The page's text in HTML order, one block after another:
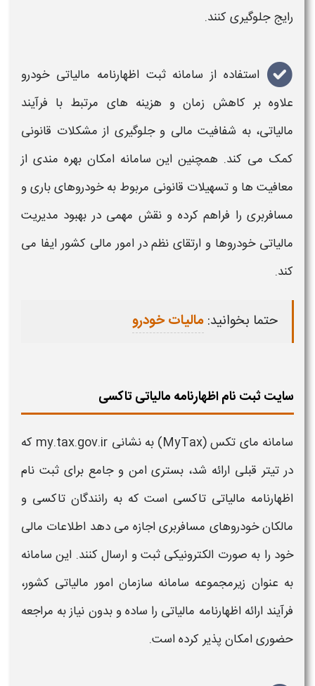
رایج جلوگیری کنند.
استفاده از سامانه ثبت اظهارنامه مالیاتی خودرو
علاوه بر کاهش زمان و هزینه های مرتبط با فرآیند
مالیاتی، به شفافیت مالی و جلوگیری از مشکلات قانونی
کمک می کند. همچنین این سامانهامکان بهره مندی از
معافیت ها و تسهیلات قانونی مربوط بهخودروهایباری و
مسافربری را فراهم کرده و نقش مهمی در بهبود مدیریت
مالیاتی خودروها و ارتقای نظم در امور مالی کشور ایفا می
کند.
حتما بخوانید:مالیات خودرو
سایت ثبت نام اظهارنامه مالیاتی تاکسی
سامانه مای تکس(MyTax) به نشانی my.tax.gov.ir
که
در تیتر قبلی ارائه شد، بستری امن و جامع برای ثبت نام
اظهارنامه مالیاتی تاکسی است که به رانندگانتاکسی و
مالکانخودروهای مسافربری اجازه می دهد اطلاعات مالی
خود را به صورت الکترونیکی ثبتو ارسال کنند. این سامانه
به عنوان زیرمجموعه سامانه سازمان امور مالیاتی کشور،
فرآیند ارائه اظهارنامه مالیاتی را ساده و بدون نیاز به مراجعه
حضوری امکان پذیر کرده است.